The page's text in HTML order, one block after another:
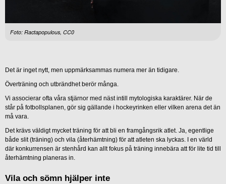
Foto: Ractapopulous, CC0
Det är inget nytt, men uppmärksammas numera mer än tidigare.
Överträning och utbrändhet berör många.
Vi associerar ofta våra stjärnor med näst intill mytologiska karaktärer. När de
står på fotbollsplanen, gör sig gällande i hockeyrinken eller vilken arena det än
må vara.
Det krävs väldigt mycket träning för att bli en framgångsrik atlet. Ja, egentlige
både slit (träning) och vila (återhämtning) för att atleten ska lyckas. I en värld
där konkurrensen är stenhård kan allt fokus på träning innebära att för lite tid till
återhämtning planeras in.
Vila och sömn hjälper inte